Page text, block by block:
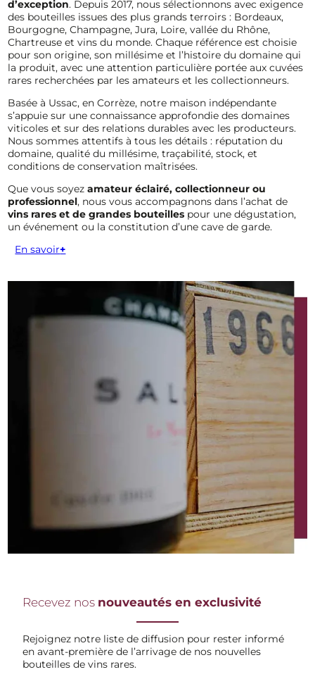
d’exception. Depuis 2017, nous sélectionnons avec exigence
des bouteilles issues des plus grands terroirs : Bordeaux,
Bourgogne, Champagne, Jura, Loire, vallée du Rhône,
Chartreuse et vins du monde. Chaque référence est choisie
pour son origine, son millésime et l’histoire du domaine qui
la produit, avec une attention particulière portée aux cuvées
rares recherchées par les amateurs et les collectionneurs.
Basée à Ussac, en Corrèze, notre maison indépendante
s’appuie sur une connaissance approfondie des domaines
viticoles et sur des relations durables avec les producteurs.
Nous sommes attentifs à tous les détails : réputation du
domaine, qualité du millésime, traçabilité, stock, et
conditions de conservation maîtrisées.
Que vous soyez amateur éclairé, collectionneur ou
professionnel, nous vous accompagnons dans l’achat de
vins rares et de grandes bouteillespour une dégustation,
un événement ou la constitution d’une cave de garde.
En savoir+
Recevez nos nouveautés en exclusivité
Rejoignez notre liste de diffusion pour rester informé
en avant-première de l’arrivage de nos nouvelles
bouteilles de vins rares.